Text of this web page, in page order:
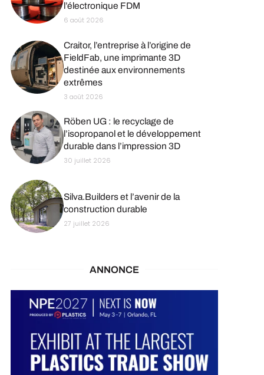
l’électronique FDM
6 août 2026
Craitor, l’entreprise à l’origine de
FieldFab, une imprimante 3D
destinée aux environnements
extrêmes
3 août 2026
Röben UG : le recyclage de
l’isopropanol et le développement
durable dans l’impression 3D
30 juillet 2026
Silva.Builders et l’avenir de la
construction durable
27 juillet 2026
ANNONCE